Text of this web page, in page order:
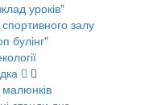
уроків"
залу
булінг"